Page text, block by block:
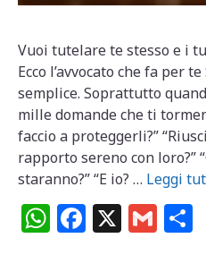
Vuoi tutelare te stesso e i
Ecco l’avvocato che fa per
semplice. Soprattutto
mille domande che ti
faccio a proteggerli?”
rapporto sereno con loro?”
staranno?” “E io? … Leggi
W F X G